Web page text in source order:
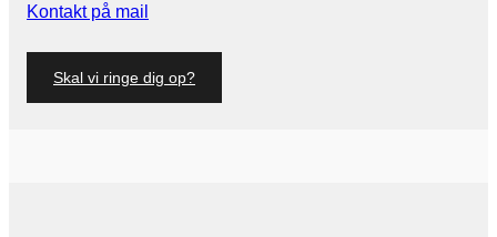
Kontakt på mail
Skal vi ringe dig op?